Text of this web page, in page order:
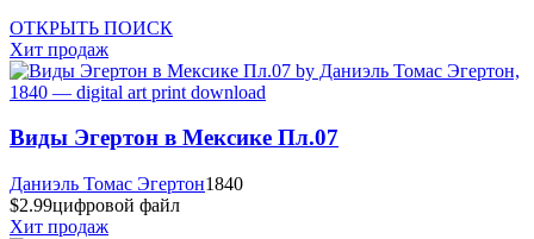
ОТКРЫТЬ ПОИСК
Хит продаж
Виды Эгертон в Мексике Пл.07
Даниэль Томас Эгертон1840
$2.99цифровой файл
Хит продаж